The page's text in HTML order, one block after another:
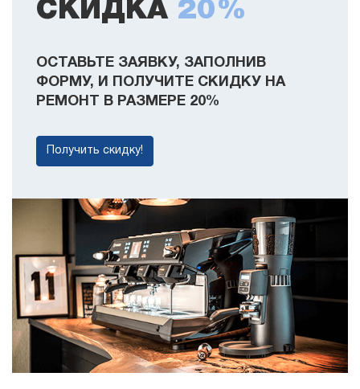
СКИДКА 20%
ОСТАВЬТЕ ЗАЯВКУ, ЗАПОЛНИВ
ФОРМУ, И ПОЛУЧИТЕ СКИДКУ НА
РЕМОНТ В РАЗМЕРЕ 20%
Получить скидку!